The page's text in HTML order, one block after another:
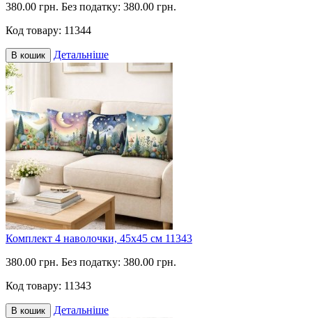
380.00 грн. Без податку: 380.00 грн.
Код товару: 11344
В кошик Детальніше
Комплект 4 наволочки, 45х45 см 11343
380.00 грн. Без податку: 380.00 грн.
Код товару: 11343
В кошик Детальніше